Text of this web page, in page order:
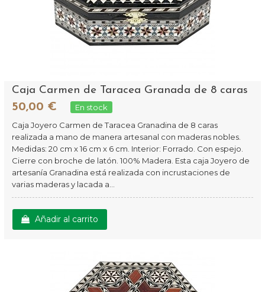
Caja Carmen de Taracea Granada de 8 caras
50,00 €
En stock
Caja Joyero Carmen de Taracea Granadina de 8 caras
realizada a mano de manera artesanal con maderas nobles.
Medidas: 20 cm x 16 cm x 6 cm. Interior: Forrado. Con espejo.
Cierre con broche de latón. 100% Madera. Esta caja Joyero de
artesanía Granadina está realizada con incrustaciones de
varias maderas y lacada a...
Añadir al carrito